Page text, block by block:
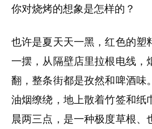
你对烧烤的想象是怎样的？
也许是夏天天一黑，红色的塑
一摆，从隔壁店里拉根电线，
翻，整条街都是孜然和啤酒味
油烟缭绕，地上散着竹签和纸
晨两三点，是一种极度草根、